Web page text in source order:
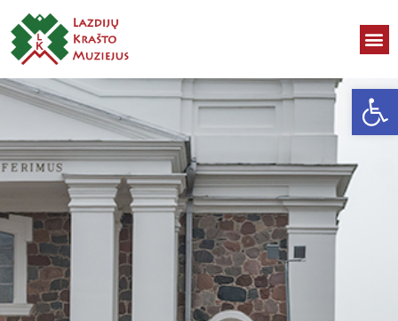
Open toolbar